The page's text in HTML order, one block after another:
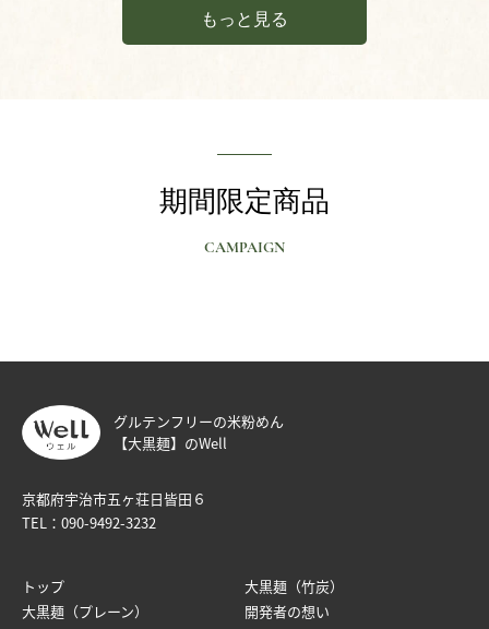
もっと見る
期間限定商品
CAMPAIGN
グルテンフリーの米粉めん
【大黒麺】のWell
京都府宇治市五ヶ荘日皆田６
TEL： 090-9492-3232
トップ
大黒麺（竹炭）
大黒麺（プレーン）
開発者の想い